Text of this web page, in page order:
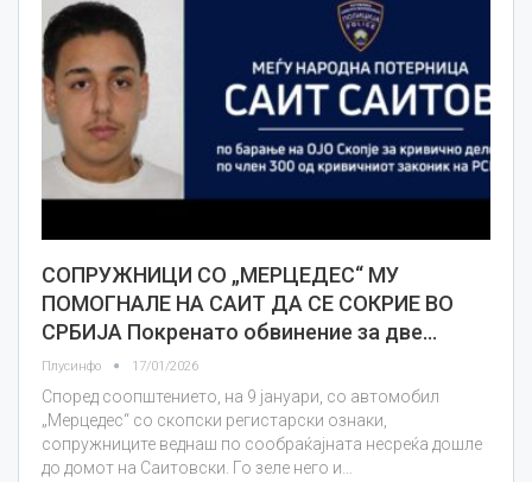
СОПРУЖНИЦИ СО „МЕРЦЕДЕС“ МУ
ПОМОГНАЛЕ НА САИТ ДА СЕ СОКРИЕ ВО
СРБИЈА Покренато обвинение за две…
Плусинфо 17/01/2026
Според соопштението, на 9 јануари, со автомобил
„Мерцедес“ со скопски регистарски ознаки,
сопружниците веднаш по сообраќајната несреќа дошле
до домот на Саитовски. Го зеле него и…